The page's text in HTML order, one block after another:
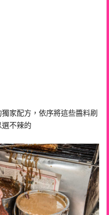
家配方，依序將這些醬料刷
選不辣的